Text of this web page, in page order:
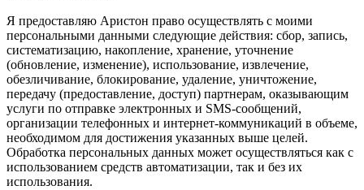
Я предоставляю Аристон право осуществлять с моими
персональными данными следующие действия: сбор, запись,
систематизацию, накопление, хранение, уточнение
(обновление, изменение), использование, извлечение,
обезличивание, блокирование, удаление, уничтожение,
передачу (предоставление, доступ) партнерам, оказывающим
услуги по отправке электронных и SMS‑сообщений,
организации телефонных и интернет‑коммуникаций в объеме,
необходимом для достижения указанных выше целей.
Обработка персональных данных может осуществляться как с
использованием средств автоматизации, так и без их
использования.